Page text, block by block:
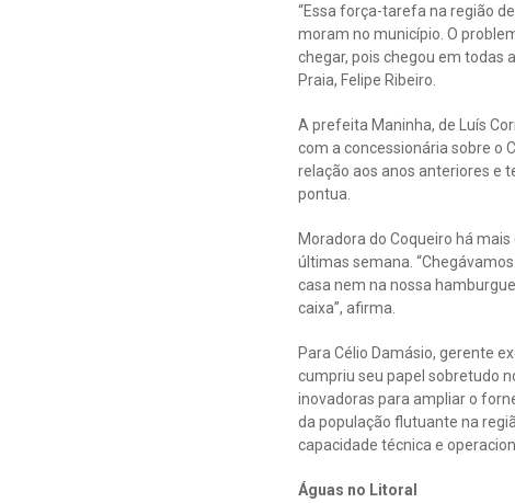
“Essa força-tarefa na região
moram no município. O
chegar, pois chegou em todas
Praia, Felipe Ribeiro.
A prefeita Maninha, de Luís
com a concessionária sobre o
relação aos anos anteriores e
pontua.
Moradora do Coqueiro há
últimas semana.
casa nem na nossa
caixa”, afirma.
Para Célio Damásio, gerente
cumpriu seu papel sobretudo
inovadoras para ampliar o
da população flutuante na
capacidade técnica e
Águas no Litoral